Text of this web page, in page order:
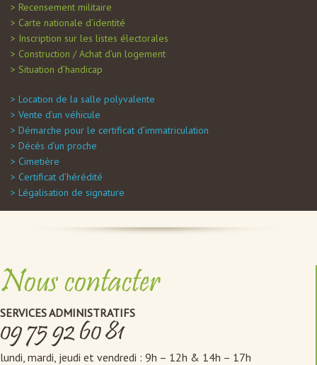
Recensement militaire
Carte nationale d’identité
Inscription sur les listes électorales
Construction / Achat d’un logement
Situation d’handicap
Location de la salle polyvalente
Vente d’un véhicule
Démarche pour le certificat d’immatriculation
Décès d’un proche
Cimetière
Certificat d’hérédité
Légalisation de signature
Nous contacter
SERVICES ADMINISTRATIFS
09 75 92 60 81
lundi, mardi, jeudi et vendredi : 9h – 12h & 14h – 17h